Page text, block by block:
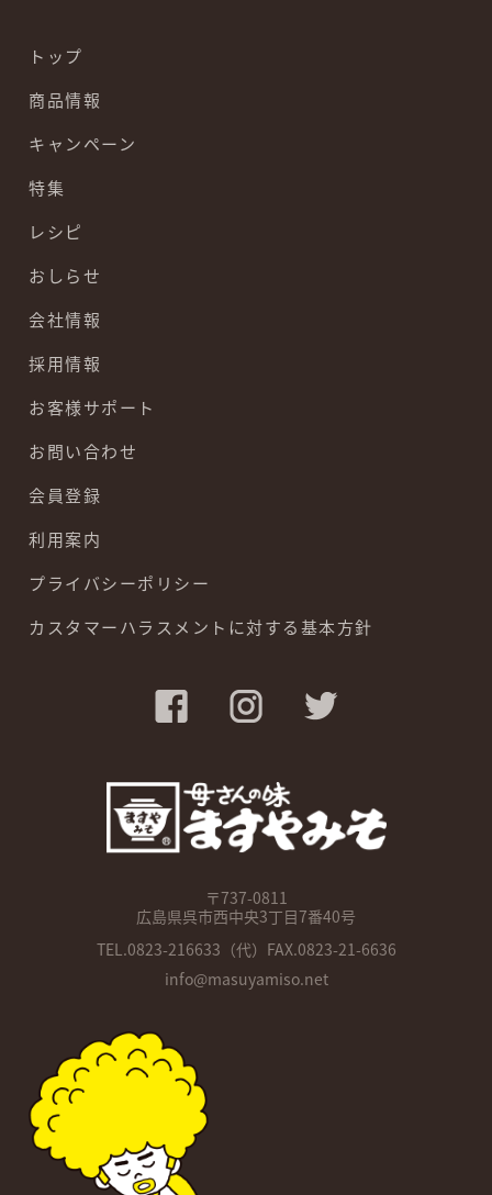
トップ
商品情報
キャンペーン
特集
レシピ
おしらせ
会社情報
採用情報
お客様サポート
お問い合わせ
会員登録
利用案内
プライバシーポリシー
カスタマーハラスメントに対する基本方針
〒737-0811
広島県呉市西中央3丁目7番40号
TEL.0823-216633 （代）FAX.0823-21-6636
info@masuyamiso.net